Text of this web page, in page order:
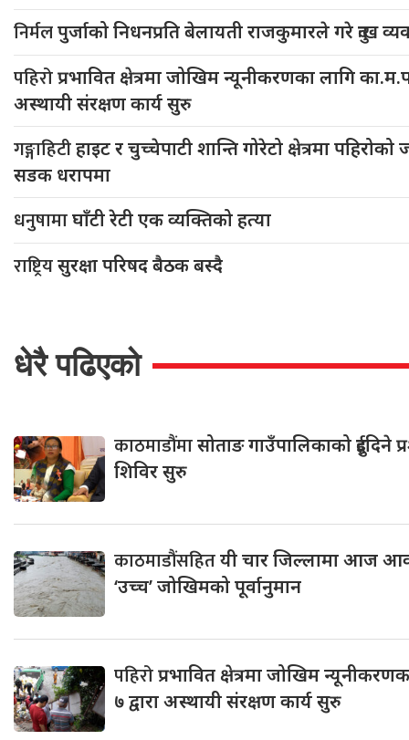
निर्मलपुर्जाको निधनप्रति बेलायती राजकुमारले गरे दुःख
पहिरोप्रभावित क्षेत्रमा जोखिम न्यूनीकरणका लागि
अस्थायी संरक्षण कार्य सुरु
गङ्गाहिटीहाइट र चुच्चेपाटी शान्ति गोरेटो क्षेत्रमा
सडक धरापमा
धनुषामाघाँटी रेटी एक व्यक्तिको हत्या
राष्ट्रियसुरक्षा परिषद बैठक बस्दै
धेरै पढिएको
काठमाडौंमासोताङ गाउँपालिकाको दुईदिने
शिविर सुरु
काठमाडौंसहितयी चार जिल्लामा आज
‘उच्च’ जोखिमको पूर्वानुमान
पहिरोप्रभावित क्षेत्रमा जोखिम
७ द्वारा अस्थायी संरक्षण कार्य सुरु